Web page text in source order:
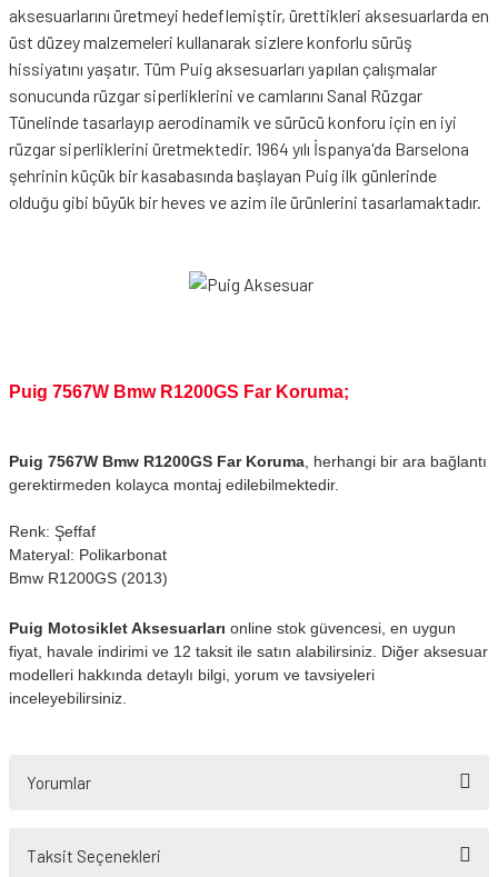
aksesuarlarını üretmeyi hedeflemiştir, ürettikleri aksesuarlarda en
üst düzey malzemeleri kullanarak sizlere konforlu sürüş
hissiyatını yaşatır. Tüm Puig aksesuarları yapılan çalışmalar
sonucunda rüzgar siperliklerini ve camlarını Sanal Rüzgar
Tünelinde tasarlayıp aerodinamik ve sürücü konforu için en iyi
rüzgar siperliklerini üretmektedir. 1964 yılı İspanya'da Barselona
şehrinin küçük bir kasabasında başlayan Puig ilk günlerinde
olduğu gibi büyük bir heves ve azim ile ürünlerini tasarlamaktadır.
Puig 7567W Bmw R1200GS Far Koruma;
Puig 7567W Bmw R1200GS Far Koruma , herhangi bir ara bağlantı
gerektirmeden kolayca montaj edilebilmektedir.
Renk: Şeffaf
Materyal: Polikarbonat
Bmw R1200GS (2013)
Puig Motosiklet Aksesuarları online stok güvencesi, en uygun
fiyat, havale indirimi ve 12 taksit ile satın alabilirsiniz. Diğer aksesuar
modelleri hakkında detaylı bilgi, yorum ve tavsiyeleri
inceleyebilirsiniz.
Yorumlar
Taksit Seçenekleri